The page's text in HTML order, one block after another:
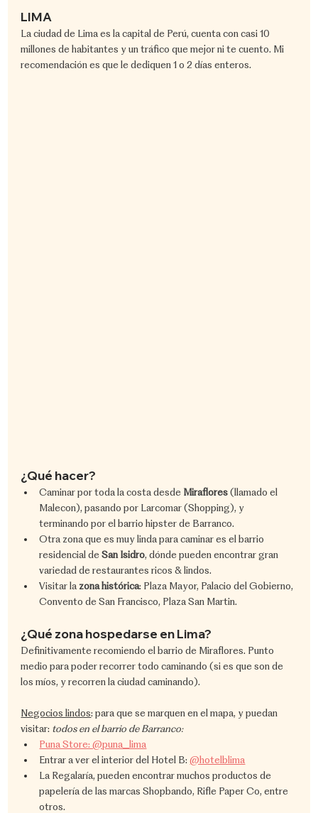
LIMA
​La ciudad de Lima es la capital de Perú, cuenta con casi 10
millones de habitantes y un tráfico que mejor ni te cuento. Mi
recomendación es que le dediquen 1 o 2 días enteros.
¿Qué hacer?
Caminar por toda la costa desde Miraflores (llamado el
Malecon), pasando por Larcomar (Shopping), y
terminando por el barrio hipster de Barranco.
Otra zona que es muy linda para caminar es el barrio
residencial de San Isidro, dónde pueden encontrar gran
variedad de restaurantes ricos & lindos.
Visitar la zona histórica: Plaza Mayor, Palacio del Gobierno,
Convento de San Francisco, Plaza San Martin.
​¿Qué zona hospedarse en Lima?
Definitivamente recomiendo el barrio de Miraflores. Punto
medio para poder recorrer todo caminando (si es que son de
los míos, y recorren la ciudad caminando).
Negocios lindos: para que se marquen en el mapa, y puedan
visitar: todos en el barrio de Barranco:
Puna Store: @puna_lima
Entrar a ver el interior del Hotel B: @hotelblima
La Regalaría, pueden encontrar muchos productos de
papelería de las marcas Shopbando, Rifle Paper Co, entre
otros.